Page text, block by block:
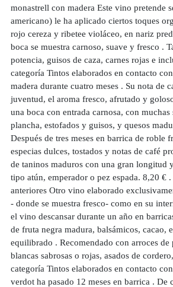
monastrell con madera Este vino pretende
americano) le ha aplicado ciertos toques
rojo cereza y ribetee violáceo, en nariz
boca se muestra carnoso, suave y fresco .
potencia, guisos de caza, carnes rojas e
categoría Tintos elaborados en contacto
madera durante cuatro meses . Su nota de
juventud, el aroma fresco, afrutado y
una boca con entrada carnosa, con
plancha, estofados y guisos, y quesos
Después de tres meses en barrica de roble
especias dulces, tostados y notas de café
de taninos maduros con una gran longitud
tipo atún, emperador o pez espada. 8,20 €
anteriores Otro vino elaborado
- donde se muestra fresco- como en su
el vino descansar durante un año en
de fruta negra madura, balsámicos, cacao,
equilibrado . Recomendado con arroces
blancas sabrosas o rojas, asados de
categoría Tintos elaborados en contacto
verdot ha pasado 12 meses en barrica .